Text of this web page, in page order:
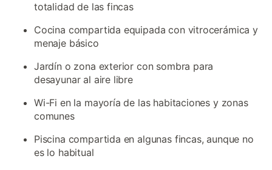
totalidad de las fincas
Cocina compartida equipada con vitrocerámica y
menaje básico
Jardín o zona exterior con sombra para
desayunar al aire libre
Wi-Fi en la mayoría de las habitaciones y zonas
comunes
Piscina compartida en algunas fincas, aunque no
es lo habitual